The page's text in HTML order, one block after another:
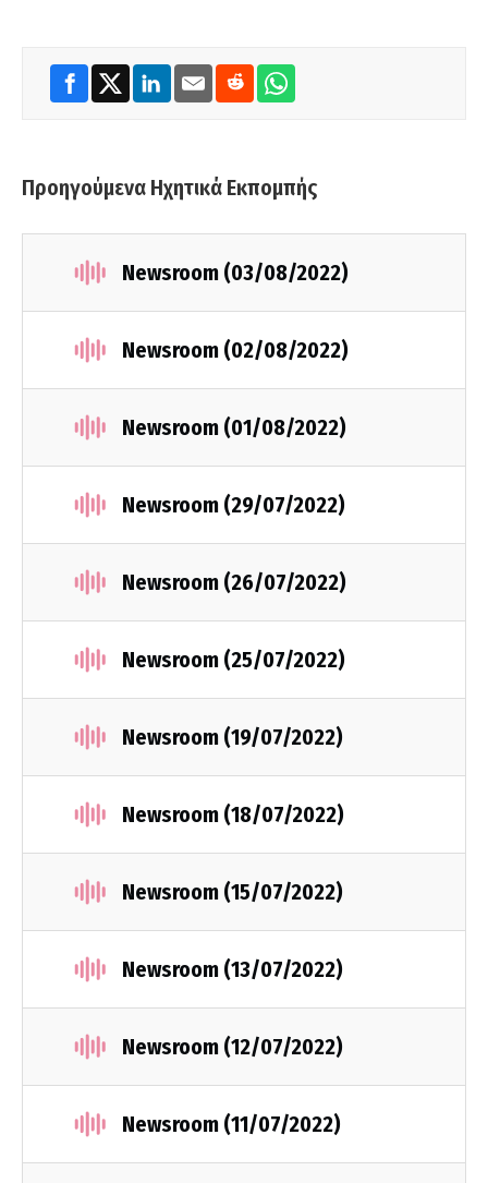
Προηγούμενα Ηχητικά Εκπομπής
Newsroom (03/08/2022)
Newsroom (02/08/2022)
Newsroom (01/08/2022)
Newsroom (29/07/2022)
Newsroom (26/07/2022)
Newsroom (25/07/2022)
Newsroom (19/07/2022)
Newsroom (18/07/2022)
Newsroom (15/07/2022)
Newsroom (13/07/2022)
Newsroom (12/07/2022)
Newsroom (11/07/2022)